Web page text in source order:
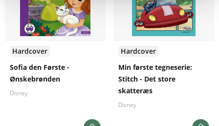
Hardcover
Sofia den Første -
Ønskebrønden
Disney
Hardcover
Min første tegneserie:
Stitch - Det store
skatteræs
Disney